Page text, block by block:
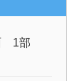
1部